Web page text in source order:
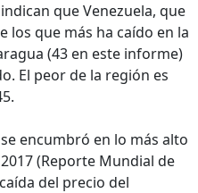
que Venezuela, que
los que más ha caído en la
(43 en este informe)
El peor de la región es
encumbró en lo más alto
(Reporte Mundial de
del precio del